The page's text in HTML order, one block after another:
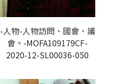
-人物-人物訪問、國會、議
會。-MOFA109179CF-
2020-12-SL00036-050